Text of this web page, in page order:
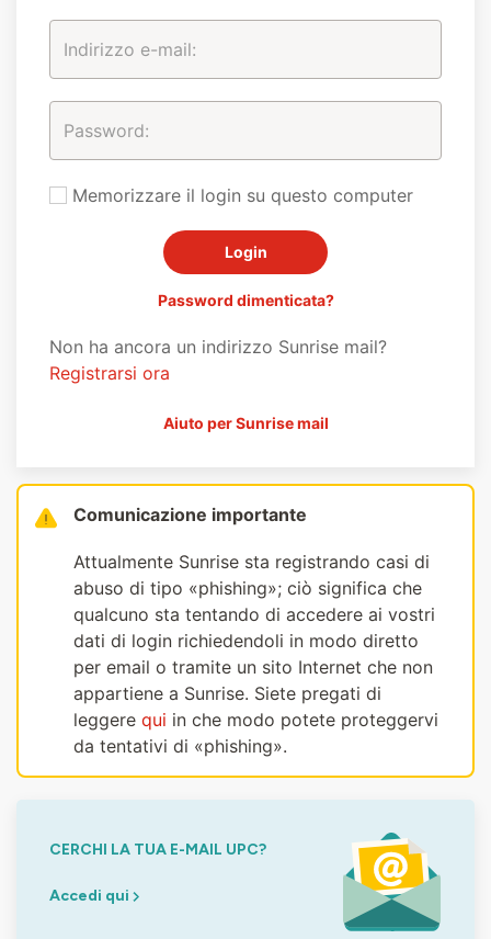
Memorizzare il login su questo computer
Password dimenticata?
Non ha ancora un indirizzo Sunrise mail?
Registrarsi ora
Aiuto per Sunrise mail
Comunicazione importante
Attualmente Sunrise sta registrando casi di
abuso di tipo «phishing»; ciò significa che
qualcuno sta tentando di accedere ai vostri
dati di login richiedendoli in modo diretto
per email o tramite un sito Internet che non
appartiene a Sunrise. Siete pregati di
leggere qui in che modo potete proteggervi
da tentativi di «phishing».
CERCHI LA TUA E-MAIL UPC?
Accedi qui